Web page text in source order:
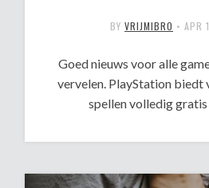
BY VRIJMIBRO • APR
Goed nieuws voor alle
vervelen. PlayStation biedt
spellen volledig